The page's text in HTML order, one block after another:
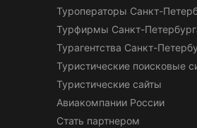
Туроператоры Санкт-
Турфирмы Санкт-
Турагентства Санкт-
Туристические поисковые
Туристические сайты
Авиакомпании России
Стать партнером